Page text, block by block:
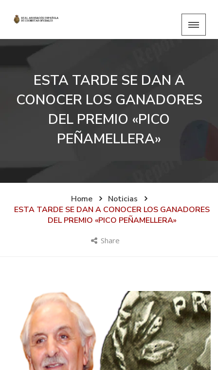
ESTA TARDE SE DAN A
CONOCER LOS GANADORES
DEL PREMIO «PICO
PEÑAMELLERA»
Home
Noticias
ESTA TARDE SE DAN A CONOCER LOS GANADORES
DEL PREMIO «PICO PEÑAMELLERA»
Share